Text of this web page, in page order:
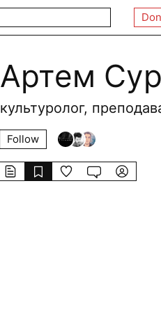
Артем
культуролог,
Follow